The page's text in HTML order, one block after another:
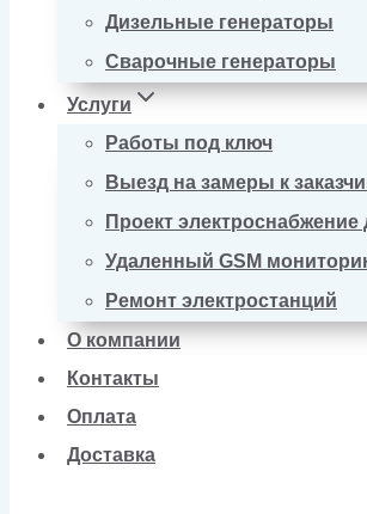
Дизельные генераторы
Сварочные генераторы
Услуги
Работы под ключ
Выезд на замеры к
Проект электроснабжение
Удаленный GSM
Ремонт электростанций
О компании
Контакты
Оплата
Доставка